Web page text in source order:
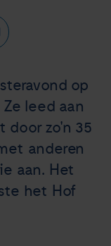
op
leed aan
door zo'n 35
anderen
aan. Het
het Hof